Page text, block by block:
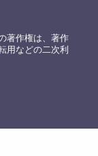
著作権は、著作
用などの二次利